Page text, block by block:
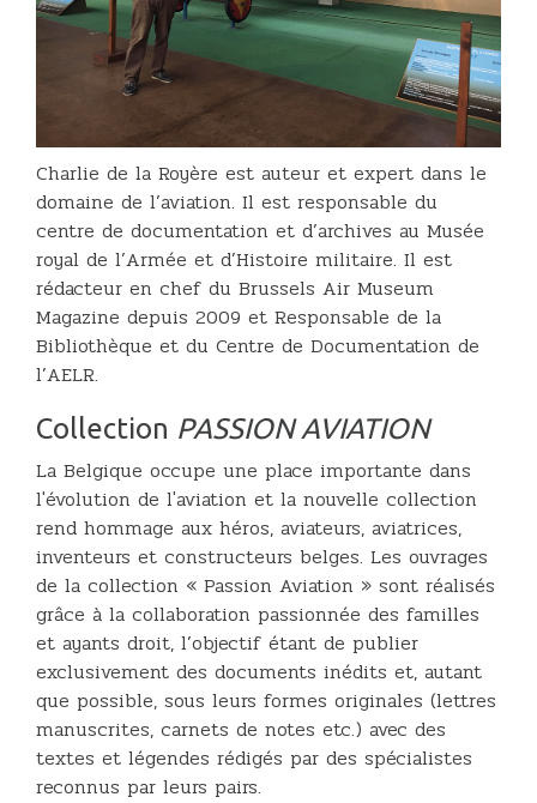
Charlie de la Royère est auteur et expert dans le
domaine de l’aviation. Il est responsable du
centre de documentation et d’archives au Musée
royal de l’Armée et d’Histoire militaire. Il est
rédacteur en chef du Brussels Air Museum
Magazine depuis 2009 et Responsable de la
Bibliothèque et du Centre de Documentation de
l’AELR.
Collection PASSION AVIATION
La Belgique occupe une place importante dans
l'évolution de l'aviation et la nouvelle collection
rend hommage aux héros, aviateurs, aviatrices,
inventeurs et constructeurs belges. Les ouvrages
de la collection « Passion Aviation » sont réalisés
grâce à la collaboration passionnée des familles
et ayants droit, l’objectif étant de publier
exclusivement des documents inédits et, autant
que possible, sous leurs formes originales (lettres
manuscrites, carnets de notes etc.) avec des
textes et légendes rédigés par des spécialistes
reconnus par leurs pairs.